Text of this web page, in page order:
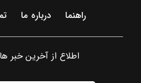
راهنما
درباره ما
اطلاع از آخرین خبر